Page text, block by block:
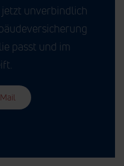
jetzt unverbindlich
passt und im
Mail